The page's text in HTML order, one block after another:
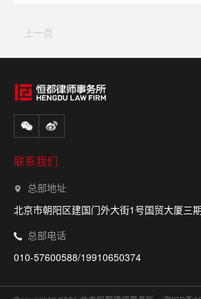
上一页
联系我们
总部地址
北京市朝阳区建国门外大街1号国贸大厦三
总部电话
010-57600588/19910650374